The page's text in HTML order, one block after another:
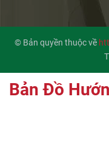
© Bản quyền thuộc về
Bản Đồ